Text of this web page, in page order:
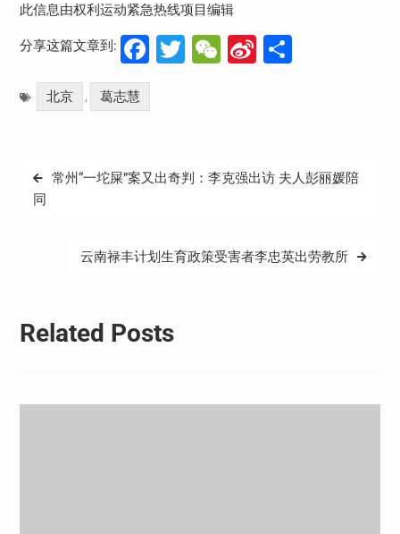
此信息由权利运动紧急热线项目编辑
分享这篇文章到: Facebook
Twitter
WeChat
Sina分
北京 , 葛志慧
文
章
常州“一坨屎”案又出奇判：李克强出访 夫人彭丽媛陪
同
云南禄丰计划生育政策受害者李忠英出劳教所
Related Posts